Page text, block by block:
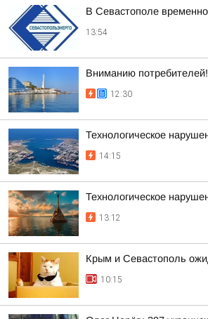
В Севастополе
13:54
Вниманию
12:30
Технологическое
14:15
Технологическое
13:12
Крым и Севастополь
10:15